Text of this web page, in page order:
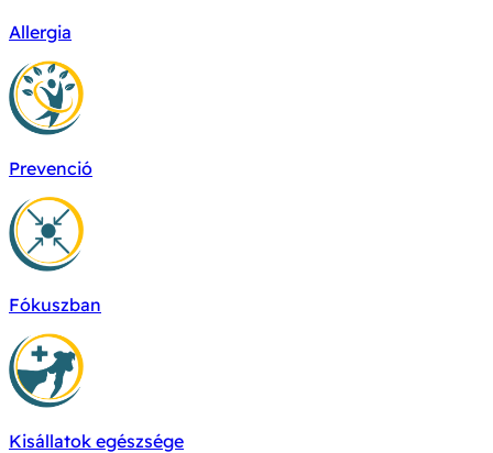
Allergia
Prevenció
Fókuszban
Kisállatok egészsége